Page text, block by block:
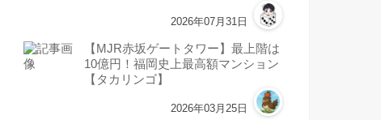
2026年07月31日
【MJR赤坂ゲートタワー】最上階は
10億円！福岡史上最高額マンション
【タカリンゴ】
2026年03月25日